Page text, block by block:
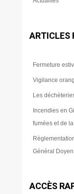
ARTICLES
Fermeture
Vigilance
Les
Incendies en
fumées et de
Général Doyen
ACCÈS